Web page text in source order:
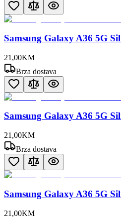
Samsung Galaxy A36 5G
21 ,00KM
Brza dostava
Samsung Galaxy A36 5G
21 ,00KM
Brza dostava
Samsung Galaxy A36 5G
21 ,00KM